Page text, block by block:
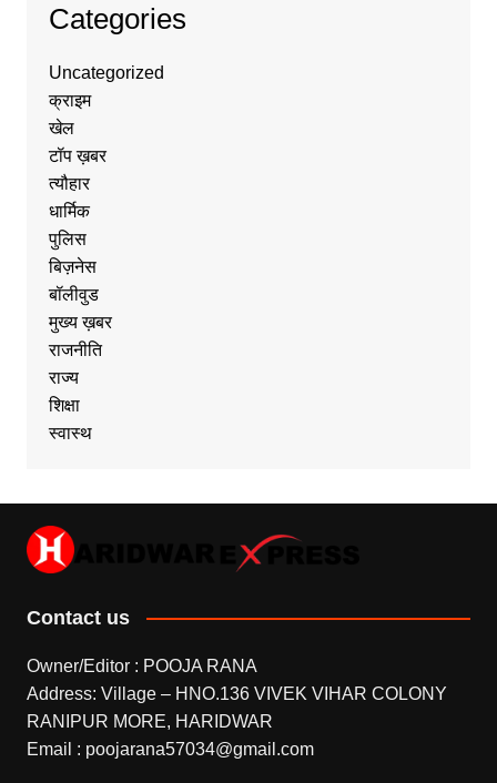
Categories
Uncategorized
क्राइम
खेल
टॉप ख़बर
त्यौहार
धार्मिक
पुलिस
बिज़नेस
बॉलीवुड
मुख्य ख़बर
राजनीति
राज्य
शिक्षा
स्वास्थ
Contact us
Owner/Editor : POOJA RANA
Address: Village – HNO.136 VIVEK VIHAR COLONY
RANIPUR MORE, HARIDWAR
Email : poojarana57034@gmail.com